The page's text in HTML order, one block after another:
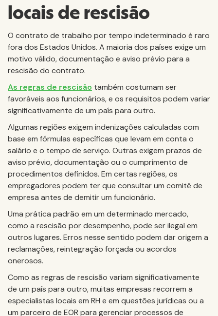
locais de rescisão
O contrato de trabalho por tempo indeterminado é raro
fora dos Estados Unidos. A maioria dos países exige um
motivo válido, documentação e aviso prévio para a
rescisão do contrato.
As regras de rescisão também costumam ser
favoráveis aos funcionários, e os requisitos podem variar
significativamente de um país para outro.
Algumas regiões exigem indenizações calculadas com
base em fórmulas específicas que levam em conta o
salário e o tempo de serviço. Outras exigem prazos de
aviso prévio, documentação ou o cumprimento de
procedimentos definidos. Em certas regiões, os
empregadores podem ter que consultar um comitê de
empresa antes de demitir um funcionário.
Uma prática padrão em um determinado mercado,
como a rescisão por desempenho, pode ser ilegal em
outros lugares. Erros nesse sentido podem dar origem a
reclamações, reintegração forçada ou acordos
onerosos.
Como as regras de rescisão variam significativamente
de um país para outro, muitas empresas recorrem a
especialistas locais em RH e em questões jurídicas ou a
um parceiro de EOR para gerenciar processos de